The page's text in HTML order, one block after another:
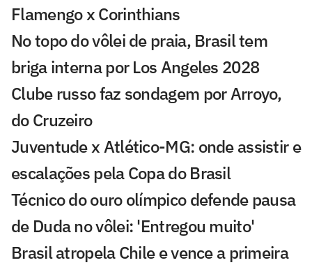
Flamengo x Corinthians
No topo do vôlei de praia, Brasil tem
briga interna por Los Angeles 2028
Clube russo faz sondagem por Arroyo,
do Cruzeiro
Juventude x Atlético-MG: onde assistir e
escalações pela Copa do Brasil
Técnico do ouro olímpico defende pausa
de Duda no vôlei: 'Entregou muito'
Brasil atropela Chile e vence a primeira